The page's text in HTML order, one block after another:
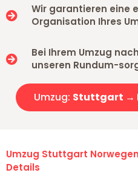
Wir garantieren eine
Organisation Ihres
Bei Ihrem Umzug
unseren Rundum-
Umzug: Stuttgart →
Umzug Stuttgart
Details